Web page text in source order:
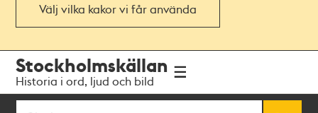
Välj vilka kakor vi får använda
navigationen
huvudinnehållet
Stockholmskällan
Historia i ord, ljud och bild
Sök